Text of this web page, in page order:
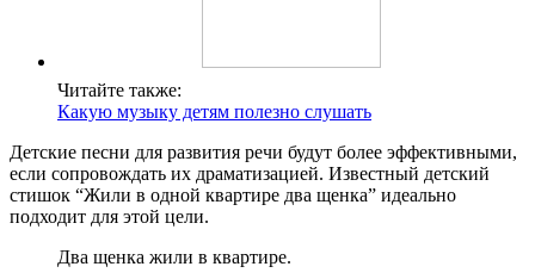
Читайте также:
Какую музыку детям полезно слушать
Детские песни для развития речи будут более эффективными,
если сопровождать их драматизацией. Известный детский
стишок “Жили в одной квартире два щенка” идеально
подходит для этой цели.
Два щенка жили в квартире.